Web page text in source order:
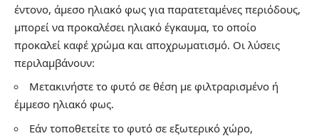
έντονο, άμεσο ηλιακό φως για παρατεταμένες περιόδους,
μπορεί να προκαλέσει ηλιακό έγκαυμα, το οποίο
προκαλεί καφέ χρώμα και αποχρωματισμό. Οι λύσεις
περιλαμβάνουν:
Μετακινήστε το φυτό σε θέση με φιλτραρισμένο ή
έμμεσο ηλιακό φως.
Εάν τοποθετείτε το φυτό σε εξωτερικό χώρο,